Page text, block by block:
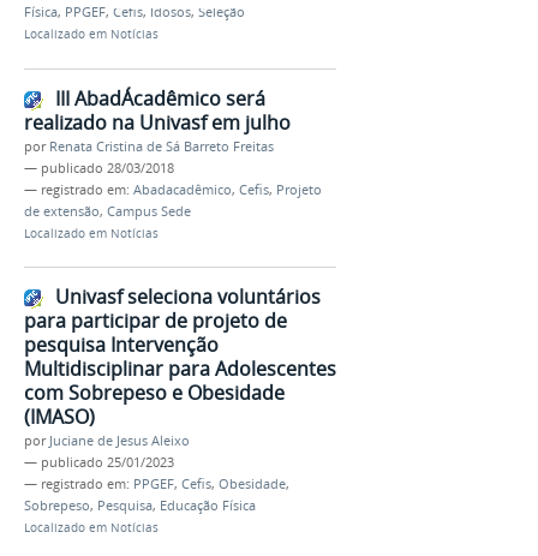
Física, PPGEF, Cefis, Idosos, Seleção
Localizado em Notícias
III AbadÁcadêmico será
realizado na Univasf em julho
por Renata Cristina de Sá Barreto Freitas
— publicado 28/03/2018
— registrado em: Abadacadêmico, Cefis, Projeto
de extensão, Campus Sede
Localizado em Notícias
Univasf seleciona voluntários
para participar de projeto de
pesquisa Intervenção
Multidisciplinar para Adolescentes
com Sobrepeso e Obesidade
(IMASO)
por Juciane de Jesus Aleixo
— publicado 25/01/2023
— registrado em: PPGEF, Cefis, Obesidade,
Sobrepeso, Pesquisa, Educação Física
Localizado em Notícias